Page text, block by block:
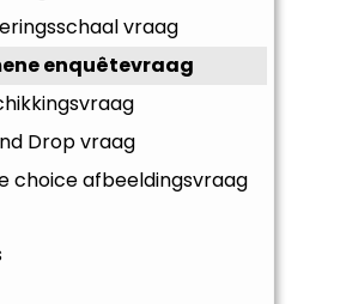
vraag
enquêtevraag
Drop vraag
choice afbeeldingsvraag